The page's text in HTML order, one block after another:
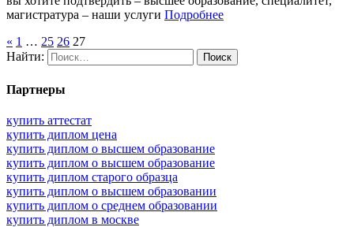
магистратура – наши услуги Подробнее
« 1 … 25 26 27
Найти:
Партнеры
купить аттестат
купить диплом цена
купить диплом о высшем образование
купить диплом о высшем образование
купить диплом старого образца
купить диплом о высшем образовании
купить диплом о среднем образовании
купить диплом в москве